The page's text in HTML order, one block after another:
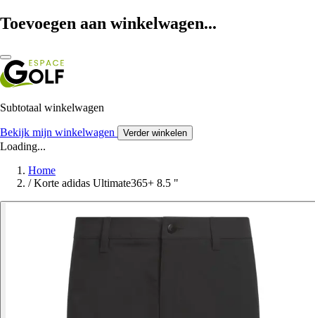
Toevoegen aan winkelwagen...
Subtotaal winkelwagen
Bekijk mijn winkelwagen Verder winkelen
Loading...
Home
/ Korte adidas Ultimate365+ 8.5 "